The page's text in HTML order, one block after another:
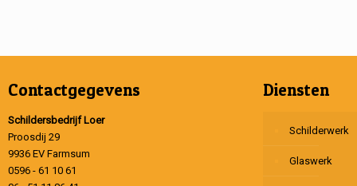
Contactgegevens
Schildersbedrijf Loer
Proosdij 29
9936 EV Farmsum
0596 - 61 10 61
Diensten
Schilderwerk
Glaswerk